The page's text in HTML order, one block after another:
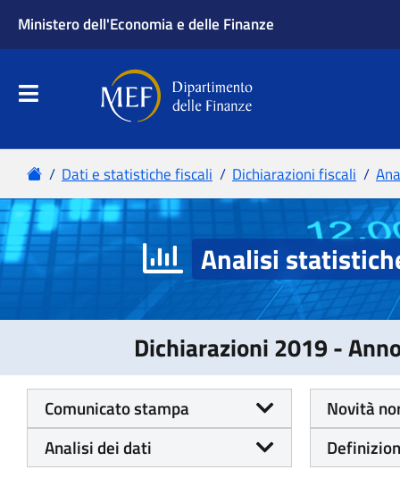
Analisi
Dichiarazioni 2019 -
Comunicato stampa
Novità
Analisi dei dati